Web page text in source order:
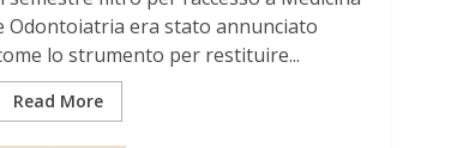
Odontoiatria era stato annunciato
lo strumento per restituire...
Read More